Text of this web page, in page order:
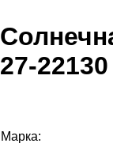
27-
Марка: